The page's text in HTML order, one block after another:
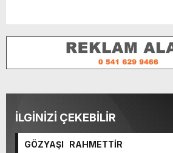
İLGİNİZİ ÇEKEBİLİR
GÖZYAŞI RAHMETTİR